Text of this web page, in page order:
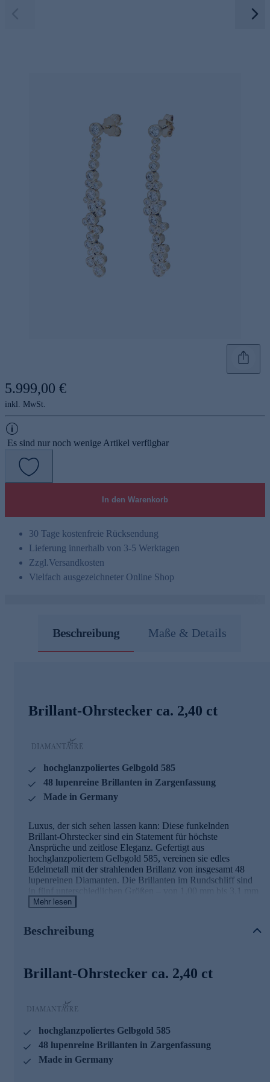
5.999,00 €
inkl. MwSt.
Es sind nur noch wenige Artikel verfügbar
In den Warenkorb
30 Tage kostenfreie Rücksendung
Lieferung innerhalb von 3-5 Werktagen
Zzgl.Versandkosten
Vielfach ausgezeichneter Online Shop
Beschreibung Maße & Details
Brillant-Ohrstecker ca. 2,40 ct
hochglanzpoliertes Gelbgold 585
48 lupenreine Brillanten in Zargenfassung
Made in Germany
Luxus, der sich sehen lassen kann: Diese funkelnden
Brillant-Ohrstecker sind ein Statement für höchste
Ansprüche und zeitlose Eleganz. Gefertigt aus
hochglanzpoliertem Gelbgold 585, vereinen sie edles
Edelmetall mit der strahlenden Brillanz von insgesamt 48
lupenreinen Diamanten. Die Brillanten im Rundschliff sind
in fünf unterschiedlichen Größen – von 1,00 mm bis 3,1 mm
– arrangiert und in eleganten Zargenfassungen sicher
höchste Qualität und exzellente Verarbeitung. Jeder einzelne
Ohrstecker werden mit praktischen Ohrmuttern
verschlossen, die einen sicheren und komfortablen Sitz
Linie von Diamantaire – gefertigt in sorgfältiger Handarbeit
mit exklusiv ausgewählten Diamanten.
Was die Qualität unserer Schmuckstücke angeht, gehen wir
keine Kompromisse ein. Aus diesem Grund werden unsere
Schmuckwaren von unserer Qualitätssicherung und seitens
des Lieferanten strengsten Prüfprozessen unterzogen. Unter
Mehr lesen
Beschreibung
Brillant-Ohrstecker ca. 2,40 ct
hochglanzpoliertes Gelbgold 585
48 lupenreine Brillanten in Zargenfassung
Made in Germany